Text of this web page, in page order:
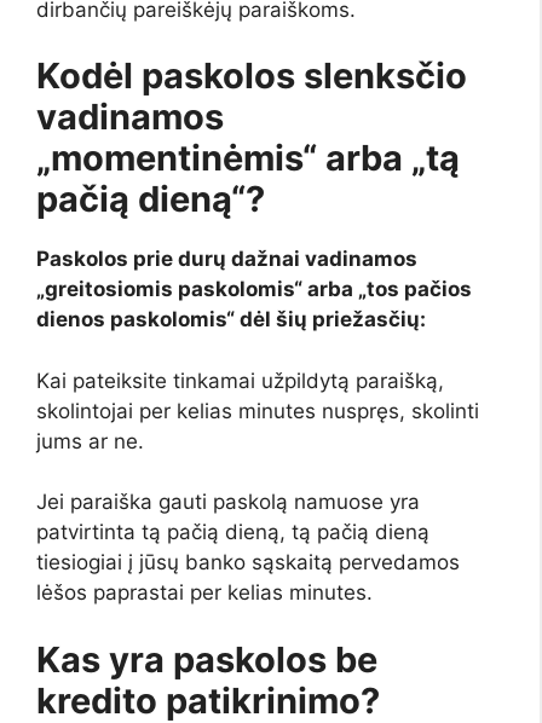
dirbančių pareiškėjų paraiškoms.
Kodėl paskolos slenksčio
vadinamos
„momentinėmis“ arba „tą
pačią dieną“?
Paskolos prie durų dažnai vadinamos
„greitosiomis paskolomis“ arba „tos pačios
dienos paskolomis“ dėl šių priežasčių:
Kai pateiksite tinkamai užpildytą paraišką,
skolintojai per kelias minutes nuspręs, skolinti
jums ar ne.
Jei paraiška gauti paskolą namuose yra
patvirtinta tą pačią dieną, tą pačią dieną
tiesiogiai į jūsų banko sąskaitą pervedamos
lėšos paprastai per kelias minutes.
Kas yra paskolos be
kredito patikrinimo?